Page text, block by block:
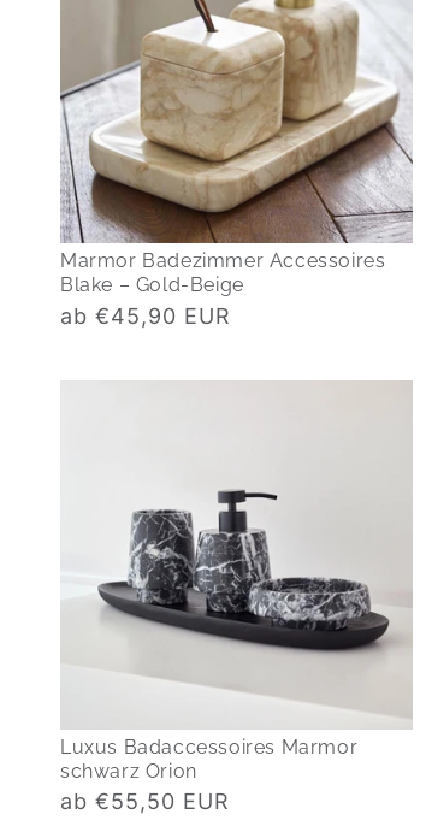
Marmor Badezimmer Accessoires
Blake – Gold-Beige
Normaler
ab €45,90 EUR
Luxus Badaccessoires Marmor
schwarz Orion
Normaler
ab €55,50 EUR